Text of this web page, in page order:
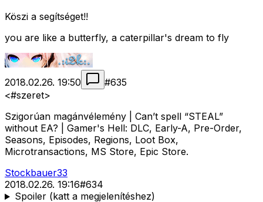
Köszi a segítséget!!
you are like a butterfly, a caterpillar's dream to fly
2018.02.26. 19:50 #635
<#szeret>
Szigorúan magánvélemény | Can’t spell “STEAL”
without EA? | Gamer's Hell: DLC, Early-A, Pre-Order,
Seasons, Episodes, Regions, Loot Box,
Microtransactions, MS Store, Epic Store.
Stockbauer33
2018.02.26. 19:16#634
Spoiler (katt a megjelenítéshez)